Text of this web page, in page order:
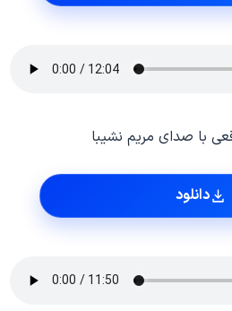
با صدای مریم نشیبا
دانلود